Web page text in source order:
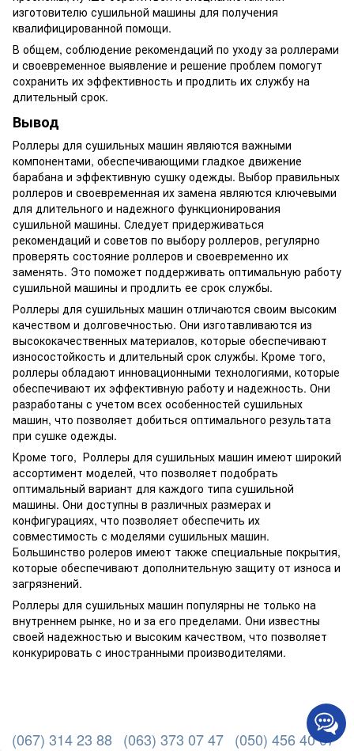
изготовителю сушильной машины для получения
квалифицированной помощи.
В общем, соблюдение рекомендаций по уходу за роллерами
и своевременное выявление и решение проблем помогут
сохранить их эффективность и продлить их службу на
длительный срок.
Вывод
Роллеры для сушильных машин являются важными
компонентами, обеспечивающими гладкое движение
барабана и эффективную сушку одежды. Выбор правильных
роллеров и своевременная их замена являются ключевыми
для длительного и надежного функционирования
сушильной машины. Следует придерживаться
рекомендаций и советов по выбору роллеров, регулярно
проверять состояние роллеров и своевременно их
заменять. Это поможет поддерживать оптимальную работу
сушильной машины и продлить ее срок службы.
Роллеры для сушильных машин отличаются своим высоким
качеством и долговечностью. Они изготавливаются из
высококачественных материалов, которые обеспечивают
износостойкость и длительный срок службы. Кроме того,
роллеры обладают инновационными технологиями, которые
обеспечивают их эффективную работу и надежность. Они
разработаны с учетом всех особенностей сушильных
машин, что позволяет добиться оптимального результата
при сушке одежды.
Кроме того, Роллеры для сушильных машин имеют широкий
ассортимент моделей, что позволяет подобрать
оптимальный вариант для каждого типа сушильной
машины. Они доступны в различных размерах и
конфигурациях, что позволяет обеспечить их
совместимость с моделями сушильных машин.
Большинство ролеров имеют также специальные покрытия,
которые обеспечивают дополнительную защиту от износа и
загрязнений.
Роллеры для сушильных машин популярны не только на
внутреннем рынке, но и за его пределами. Они известны
своей надежностью и высоким качеством, что позволяет
конкурировать с иностранными производителями.
(067) 314 23 88 (063) 373 07 47 (050) 456 40 07